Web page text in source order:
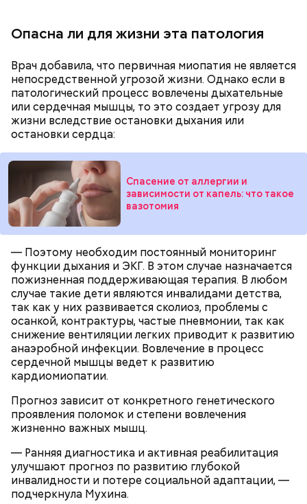
Опасна ли для жизни эта патология
Врач добавила, что первичная миопатия не является
непосредственной угрозой жизни. Однако если в
патологический процесс вовлечены дыхательные
или сердечная мышцы, то это создает угрозу для
жизни вследствие остановки дыхания или
остановки сердца:
Спасение от аллергии и
зависимости от капель: что такое
вазотомия
— Поэтому необходим постоянный мониторинг
функции дыхания и ЭКГ. В этом случае назначается
пожизненная поддерживающая терапия. В любом
случае такие дети являются инвалидами детства,
так как у них развивается сколиоз, проблемы с
осанкой, контрактуры, частые пневмонии, так как
снижение вентиляции легких приводит к развитию
анаэробной инфекции. Вовлечение в процесс
сердечной мышцы ведет к развитию
кардиомиопатии.
Прогноз зависит от конкретного генетического
проявления поломок и степени вовлечения
жизненно важных мышц.
— Ранняя диагностика и активная реабилитация
улучшают прогноз по развитию глубокой
инвалидности и потере социальной адаптации, —
подчеркнула Мухина.
День малины со сливками отмечается в США в
честь вкусового сочетания этой ягоды со сливками.
В этот праздник люди едят не только малину со
сливками, но и другие десерты на основе этих
двух ингредиентов. Их можно купить в магазине
или сделать самостоятельно вместе со своими
родными и близкими.
— Кабачки нужно натереть длинными слайсами
(это можно сделать на специальной терке),
похожими на спагетти, и уложить в противень.
Дальше нужно добавить немного растительного
масла, соль, а сверху бросить хаотично
порезанную брынзу. Затем добавляются помидоры
Противень ставится в духовку, разогретую до 180–
190 градусов. Спагетти из кабачка нужно запекать
25–30 минут.
нитратов, которое вызовет головокружение,
гипоксию и ухудшение физического состояния, —
предостерегла Соломатина.
Также не нужно есть дыню до корки, потому что
именно там скапливаются нитраты. И важно
тщательно ее мыть, чтобы не отравиться, добавила
собеседница «ВМ».